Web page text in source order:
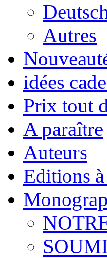
Autres
idées
Prix tout
A paraître
Auteurs
Editions